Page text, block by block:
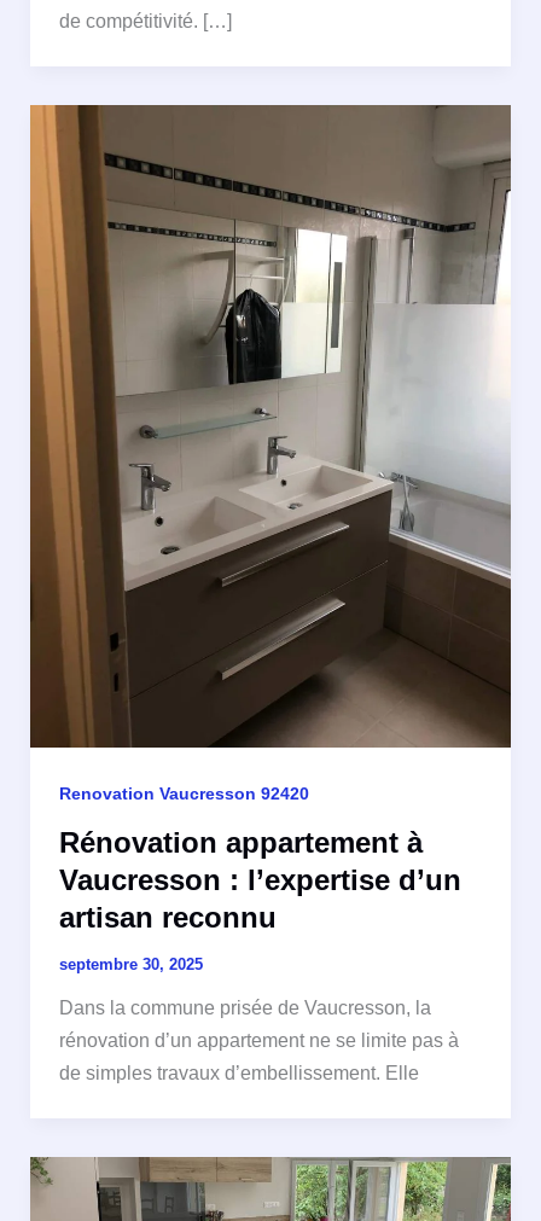
de compétitivité. […]
Renovation Vaucresson 92420
Rénovation appartement à
Vaucresson : l’expertise d’un
artisan reconnu
septembre 30, 2025
Dans la commune prisée de Vaucresson, la
rénovation d’un appartement ne se limite pas à
de simples travaux d’embellissement. Elle